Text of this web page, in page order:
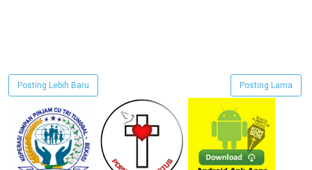
Posting Lebih Baru Posting Lama